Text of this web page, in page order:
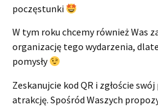
poczęstunki
W tym roku chcemy również Was
organizację tego wydarzenia,
pomysły
Zeskanujcie kod QR i zgłoście
atrakcję. Spośród Waszych